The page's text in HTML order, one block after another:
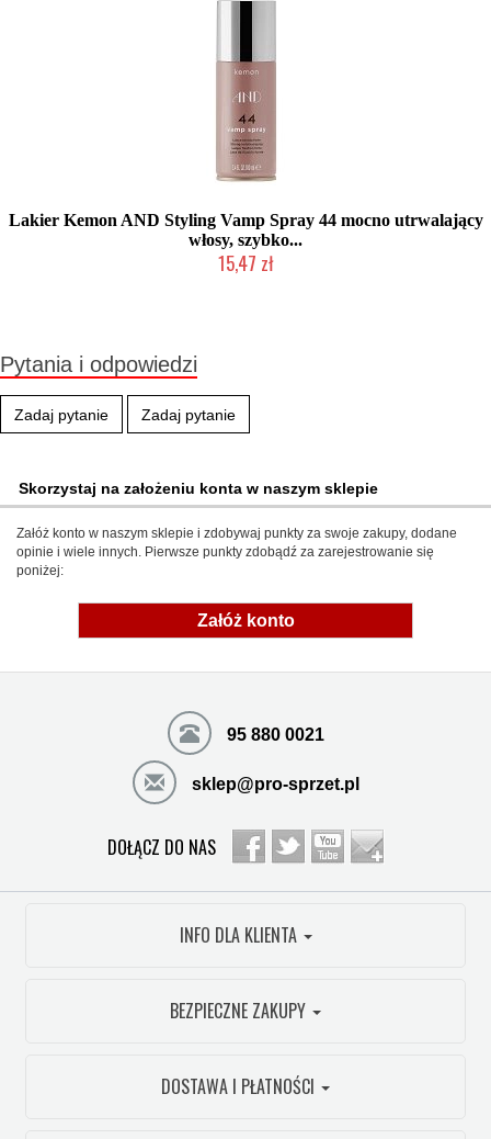
Lakier Kemon AND Styling Vamp Spray 44 mocno utrwalający
włosy, szybko...
15,47 zł
Pytania i odpowiedzi
Zadaj pytanie Zadaj pytanie
Skorzystaj na założeniu konta w naszym sklepie
Załóż konto w naszym sklepie i zdobywaj punkty za swoje zakupy, dodane
opinie i wiele innych. Pierwsze punkty zdobądź za zarejestrowanie się
poniżej:
Załóż konto
95 880 0021
sklep@pro-sprzet.pl
DOŁĄCZ DO NAS
INFO DLA KLIENTA
BEZPIECZNE ZAKUPY
DOSTAWA I PŁATNOŚCI